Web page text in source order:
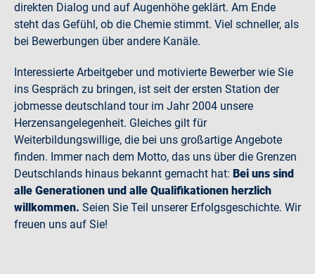
direkten Dialog und auf Augenhöhe geklärt. Am Ende
steht das Gefühl, ob die Chemie stimmt. Viel schneller, als
bei Bewerbungen über andere Kanäle.
Interessierte Arbeitgeber und motivierte Bewerber wie Sie
ins Gespräch zu bringen, ist seit der ersten Station der
jobmesse deutschland tour im Jahr 2004 unsere
Herzensangelegenheit. Gleiches gilt für
Weiterbildungswillige, die bei uns großartige Angebote
finden. Immer nach dem Motto, das uns über die Grenzen
Deutschlands hinaus bekannt gemacht hat: Bei uns sind
alle Generationen und alle Qualifikationen herzlich
willkommen. Seien Sie Teil unserer Erfolgsgeschichte. Wir
freuen uns auf Sie!